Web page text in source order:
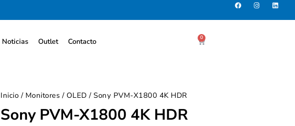
Noticias Outlet Contacto 0
Inicio / Monitores / OLED / Sony PVM-X1800 4K HDR
Sony PVM-X1800 4K HDR